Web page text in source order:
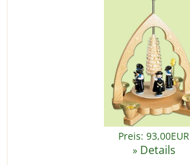
Preis: 93,00EUR
» Details